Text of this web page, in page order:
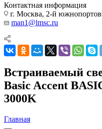
Контактная информация
г. Москва, 2-й
man1@lmsc.ru
Встраиваемый
Basic Accent
3000K
Главная